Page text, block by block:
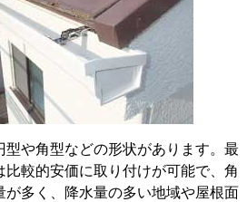
や角型などの形状があります。最
比較的安価に取り付けが可能で、角
が多く、降水量の多い地域や屋根面